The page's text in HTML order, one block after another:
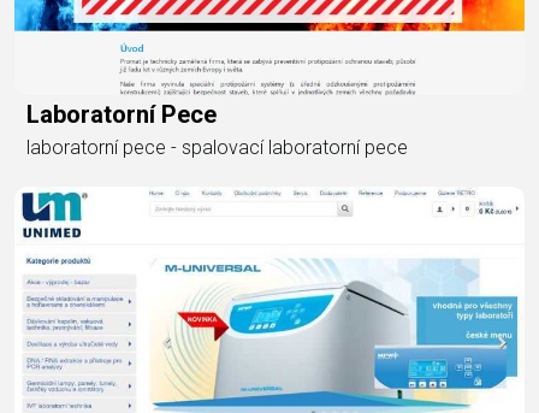
Laboratorní Pece
laboratorní pece - spalovací laboratorní pece